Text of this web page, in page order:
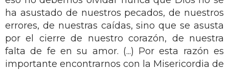
ha asustado de nuestros pecados, de nuestros
errores, de nuestras caídas, sino que se asusta
por el cierre de nuestro corazón, de nuestra
falta de fe en su amor. (...) Por esta razón es
importante encontrarnos con la Misericordia de